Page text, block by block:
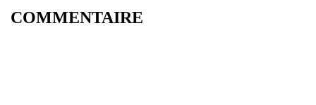
COMMENTAIRE